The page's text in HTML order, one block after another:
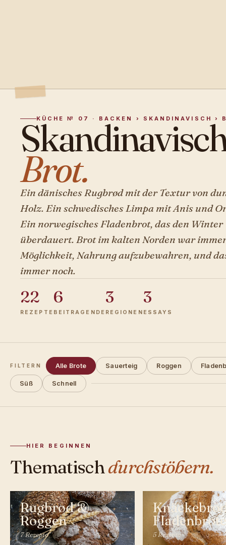
KÜCHE № 07 · BACKEN › SKANDINAVISCH ›
Brot.
Ein dänisches Rugbrød mit der Textur von
Holz. Ein schwedisches Limpa mit Anis und
Ein norwegisches Fladenbrot, das den Winter
überdauert. Brot im kalten Norden war
Möglichkeit, Nahrung aufzubewahren, und
immer noch.
22
REZEPTE
6
BEITRAGENDE
3
REGIONEN
3
ESSAYS
FILTERN Alle Brote Sauerteig Roggen
Süß Schnell
HIER BEGINNEN
Thematischdurchstöbern.
Rugbrød &
Roggen
7 Rezepte 5 Rezepte